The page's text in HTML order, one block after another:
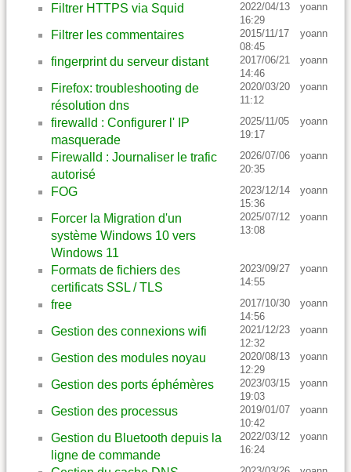
Filtrer HTTPS via Squid
2022/04/13
16:29
yoann
Filtrer les commentaires
2015/11/17
08:45
yoann
fingerprint du serveur distant
2017/06/21
14:46
yoann
Firefox: troubleshooting de
résolution dns
2020/03/20
11:12
yoann
firewalld : Configurer l' IP
masquerade
2025/11/05
19:17
yoann
Firewalld : Journaliser le trafic
autorisé
2026/07/06
20:35
yoann
FOG
2023/12/14
15:36
yoann
Forcer la Migration d'un
système Windows 10 vers
Windows 11
2025/07/12
13:08
yoann
Formats de fichiers des
certificats SSL / TLS
2023/09/27
14:55
yoann
free
2017/10/30
14:56
yoann
Gestion des connexions wifi
2021/12/23
12:32
yoann
Gestion des modules noyau
2020/08/13
12:29
yoann
Gestion des ports éphémères
2023/03/15
19:03
yoann
Gestion des processus
2019/01/07
10:42
yoann
Gestion du Bluetooth depuis la
ligne de commande
2022/03/12
16:24
yoann